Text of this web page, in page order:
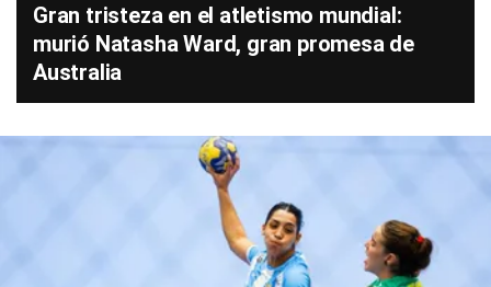
Gran tristeza en el atletismo mundial:
murió Natasha Ward, gran promesa de
Australia